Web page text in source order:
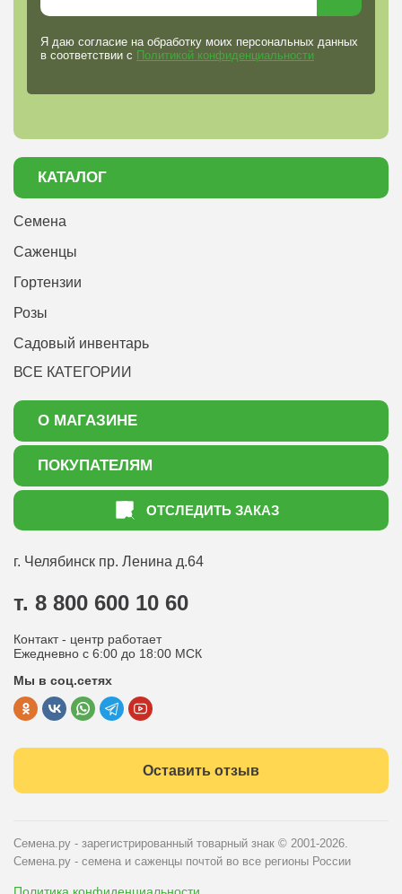
Я даю согласие на обработку моих персональных данных
в соответствии с Политикой конфиденциальности
КАТАЛОГ
Семена
Саженцы
Гортензии
Розы
Садовый инвентарь
ВСЕ КАТЕГОРИИ
О МАГАЗИНЕ
О нас
Акции
ПОКУПАТЕЛЯМ
Как оформить заказ
Статьи садоводу
Оптовым покупателям
Политика конфиденциальности
Публичная оферта
ОТСЛЕДИТЬ ЗАКАЗ
г. Челябинск пр. Ленина д.64
т. 8 800 600 10 60
Контакт - центр работает
Ежедневно с 6:00 до 18:00 МСК
Мы в соц.сетях
Оставить отзыв
Семена.ру - зарегистрированный товарный знак © 2001-2026.
Семена.ру - семена и саженцы почтой во все регионы России